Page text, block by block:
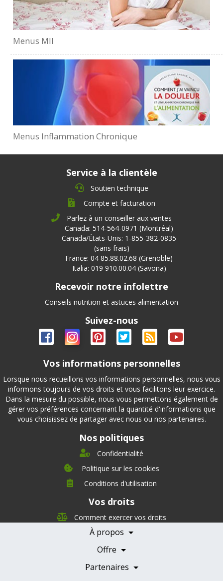
Menus MII
Menus Inflammation Chronique
Service à la clientèle
Soutien technique
Compte et facturation
Parlez à un conseiller aux ventes
Canada: 514-564-0971 (Montréal)
Canada/États-Unis: 1-855-382-0835
(sans frais)
France: 04 85.88.02.68 (Grenoble)
Italia: 019 910.00.04 (Savona)
Recevoir notre infolettre
Conseils nutrition et astuces alimentation
Suivez-nous
Vos informations personnelles
Lorsque nous recueillons vos informations personnelles, nous vous
informons toujours de vos droits et vous facilitons leur exercice.
Dans la mesure du possible, nous vous permettons également de
gérer vos préférences concernant la quantité d'informations que
vous choisissez de partager avec nous ou nos partenaires.
Nos politiques
Confidentialité
Politique sur les cookies
Conditions d'utilisation
Vos droits
Comment exercer vos droits
À propos
Direction
Nutrition
Offre
Témoignages
Partenaires
Nos partenaires
Devenir Partenaire
Professionnels de la santé